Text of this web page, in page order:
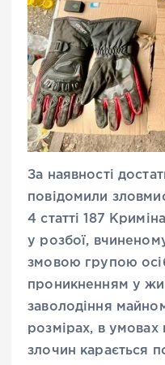
За наявності
повідомили
4 статті 187
у розбої,
змовою групою
проникненням у
заволодіння
розмірах, в умовах
злочин карається